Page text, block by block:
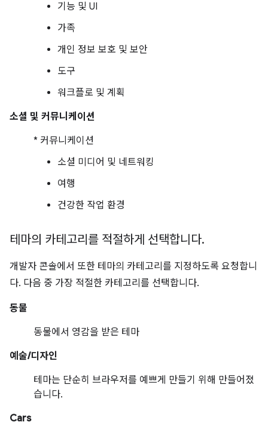
기능 및 UI
가족
개인 정보 보호 및 보안
도구
워크플로 및 계획
소셜 및 커뮤니케이션
* 커뮤니케이션
소셜 미디어 및 네트워킹
여행
건강한 작업 환경
테마의 카테고리를 적절하게 선택합니다.
개발자 콘솔에서 또한 테마의 카테고리를 지정하도록 요청합니
다. 다음 중 가장 적절한 카테고리를 선택합니다.
동물
동물에서 영감을 받은 테마
예술/디자인
테마는 단순히 브라우저를 예쁘게 만들기 위해 만들어졌
습니다.
Cars